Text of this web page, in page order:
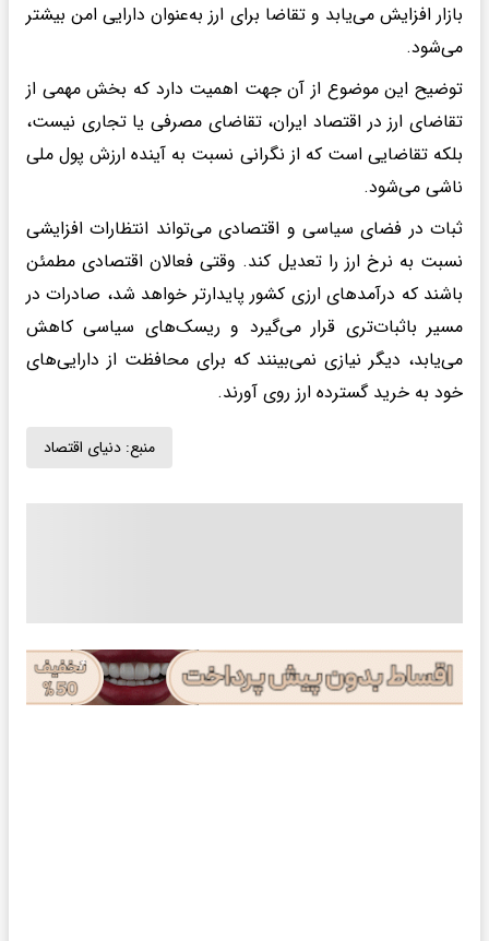
بازار افزایش می‌یابد و تقاضا برای ارز به‌عنوان دارایی امن بیشتر
می‌شود.
توضیح این موضوع از آن جهت اهمیت دارد که بخش مهمی از
تقاضای ارز در اقتصاد ایران، تقاضای مصرفی یا تجاری نیست،
بلکه تقاضایی است که از نگرانی نسبت به آینده ارزش پول ملی
ناشی می‌شود.
ثبات در فضای سیاسی و اقتصادی می‌تواند انتظارات افزایشی
نسبت به نرخ ارز را تعدیل کند. وقتی فعالان اقتصادی مطمئن
باشند که درآمدهای ارزی کشور پایدارتر خواهد شد، صادرات در
مسیر باثبات‌تری قرار می‌گیرد و ریسک‌های سیاسی کاهش
می‌یابد، دیگر نیازی نمی‌بینند که برای محافظت از دارایی‌های
خود به خرید گسترده ارز روی آورند.
منبع: دنیای اقتصاد